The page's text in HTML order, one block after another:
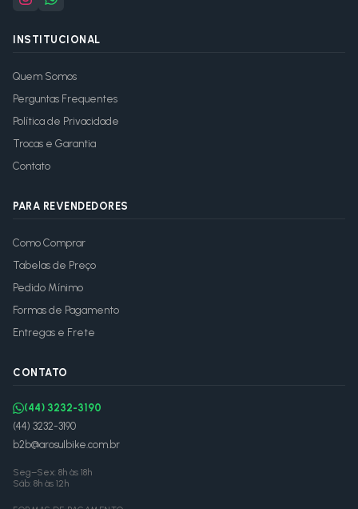
INSTITUCIONAL
Quem Somos
Perguntas Frequentes
Política de Privacidade
Trocas e Garantia
Contato
PARA REVENDEDORES
Como Comprar
Tabelas de Preço
Pedido Mínimo
Formas de Pagamento
Entregas e Frete
CONTATO
(44) 3232-3190
(44) 3232-3190
b2b@arosulbike.com.br
Seg–Sex: 8h às 18h
Sáb: 8h às 12h